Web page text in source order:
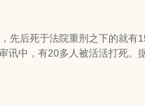
先后死于法院重刑之下的就有
讯中，有20多人被活活打死。